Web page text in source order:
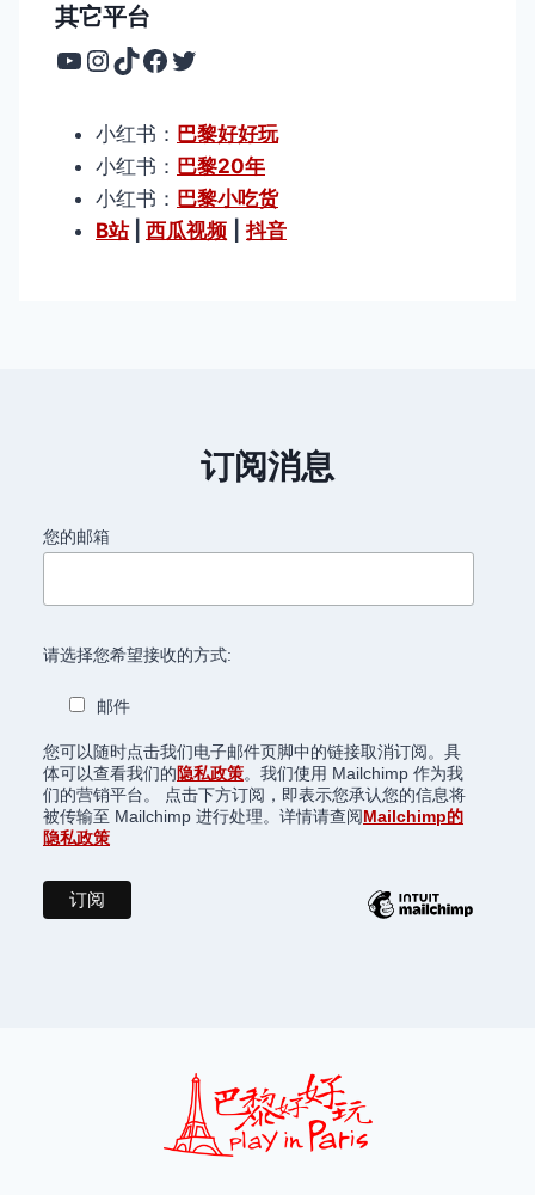
其它平台
YouTube
Instagram
TikTok
Facebook
Twitter
小红书： 巴黎好好玩
小红书： 巴黎20年
小红书： 巴黎小吃货
B站| 西瓜视频 抖音
订阅消息
您的邮箱
请选择您希望接收的方式:
邮件
您可以随时点击我们电子邮件页脚中的链接取消订阅。具
体可以查看我们的隐私政策。我们使用 Mailchimp 作为我
们的营销平台。 点击下方订阅，即表示您承认您的信息将
被传输至 Mailchimp 进行处理。详情请查阅Mailchimp的
隐私政策